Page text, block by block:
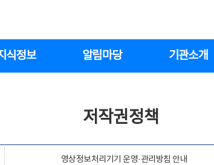
식정보 알림마당 기관소개
저작권정책
영상정보처리기기 운영·관리방침 안내